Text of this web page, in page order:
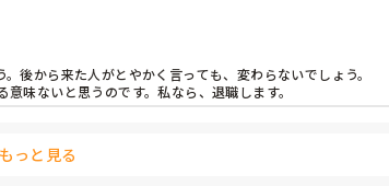
ートに任せて事務所に入り浸りです。
もされません。
後から来た人がとやかく言っても、変わらないでしょう。
味ないと思うのです。私なら、退職します。
っと見る